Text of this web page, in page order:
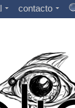
contacto